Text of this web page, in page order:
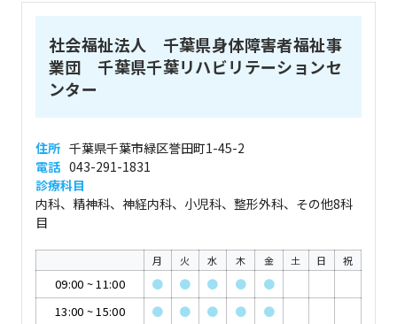
社会福祉法人 千葉県身体障害者福祉事
業団 千葉県千葉リハビリテーションセ
ンター
住所 千葉県千葉市緑区誉田町1-45-2
電話 043-291-1831
診療科目
内科、精神科、神経内科、小児科、整形外科、その他8科
目
月 火 水 木 金 土 日 祝
09:00 ~11:00 ● ● ● ●
●
13:00 ~15:00 ● ● ● ● ●